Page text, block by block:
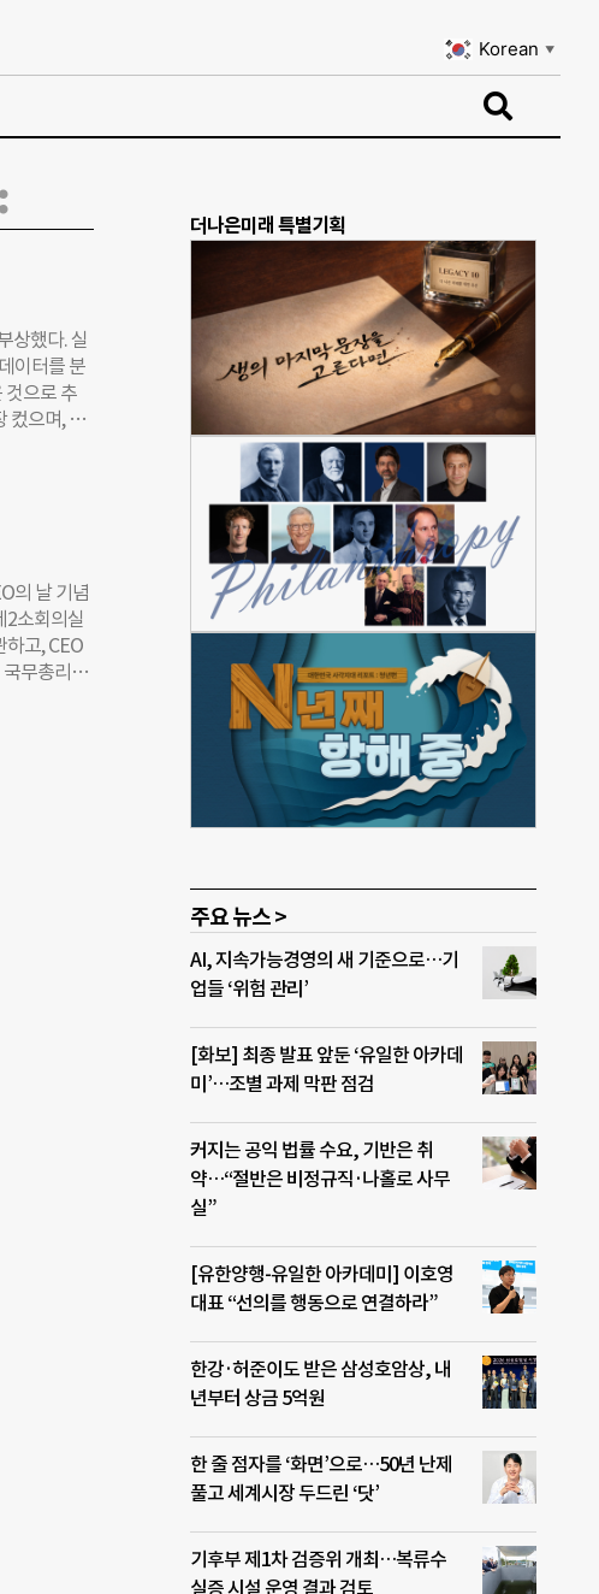
Korean ▼
상했다. 실
이터를 분
것으로 추
컸으며, 올
세한 것
25.4%)
일은 “이
품권 등을
구지훈 더
의 날 기념
2소회의실
하고, CEO
무총리를
더나은미래 특별기획
주요 뉴스 >
AI, 지속가능경영의 새 기준으로…기
업들 ‘위험 관리’
[화보] 최종 발표 앞둔 ‘유일한 아카데
미’…조별 과제 막판 점검
커지는 공익 법률 수요, 기반은 취
약…“절반은 비정규직·나홀로 사무
실”
[유한양행-유일한 아카데미] 이호영
대표 “선의를 행동으로 연결하라”
한강·허준이도 받은 삼성호암상, 내
년부터 상금 5억원
한 줄 점자를 ‘화면’으로…50년 난제
풀고 세계시장 두드린 ‘닷’
기후부 제1차 검증위 개최…복류수
실증 시설 운영 결과 검토